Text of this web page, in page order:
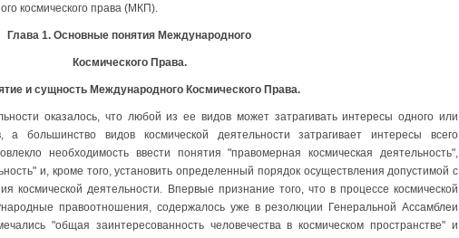
космического права (МКП).
Глава 1. Основные понятия Международного
Космического Права.
и сущность Международного Космического Права.
оказалось, что любой из ее видов может затрагивать интересы одного или
а большинство видов космической деятельности затрагивает интересы всего
необходимость ввести понятия "правомерная космическая деятельность",
и, кроме того, установить определенный порядок осуществления допустимой с
космической деятельности. Впервые признание того, что в процессе космической
правоотношения, содержалось уже в резолюции Генеральной Ассамблеи
"общая заинтересованность человечества в космическом пространстве" и